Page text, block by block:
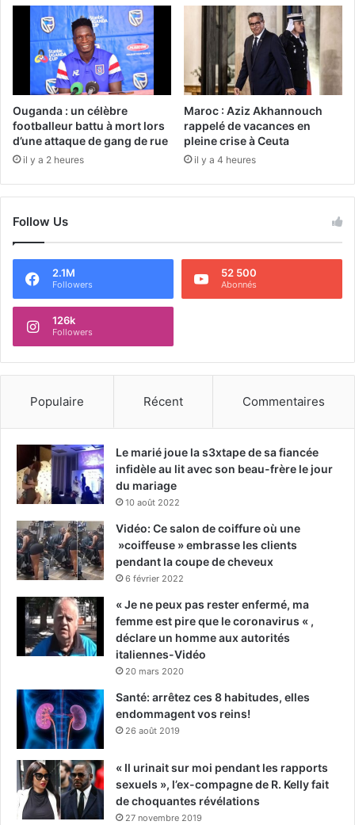
Ouganda : un célèbre
footballeur battu à mort lors
d’une attaque de gang de rue
il y a 2 heures
Maroc : Aziz Akhannouch
rappelé de vacances en
pleine crise à Ceuta
il y a 4 heures
Follow Us
2.1M
Followers
52 500
Abonnés
126k
Followers
Populaire Récent Commentaires
Le marié joue la s3xtape de sa fiancée
infidèle au lit avec son beau-frère le jour
du mariage
10 août 2022
Vidéo: Ce salon de coiffure où une
»coiffeuse » embrasse les clients
pendant la coupe de cheveux
6 février 2022
« Je ne peux pas rester enfermé, ma
femme est pire que le coronavirus « ,
déclare un homme aux autorités
italiennes-Vidéo
20 mars 2020
Santé: arrêtez ces 8 habitudes, elles
endommagent vos reins!
26 août 2019
« Il urinait sur moi pendant les rapports
sexuels », l’ex-compagne de R. Kelly fait
de choquantes révélations
27 novembre 2019